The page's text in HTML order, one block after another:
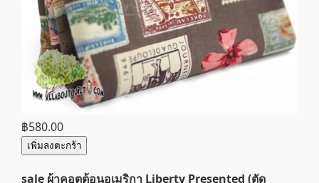
฿580.00
เพิ่มลงตะกร้า
sale ผ้าคอตต้อนอเมริกา Liberty Presented (ตัด